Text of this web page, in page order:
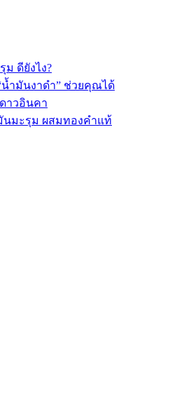
ดียังไง?
น้ำมันงาดำ” ช่วยคุณได้
าวอินคา
นมะรุม ผสมทองคำแท้